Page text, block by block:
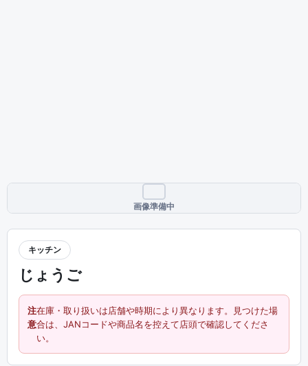
画像準備中
キッチン
じょうご
注
意
在庫・取り扱いは店舗や時期により異なります。見つけた場
合は、JANコードや商品名を控えて店頭で確認してくださ
い。